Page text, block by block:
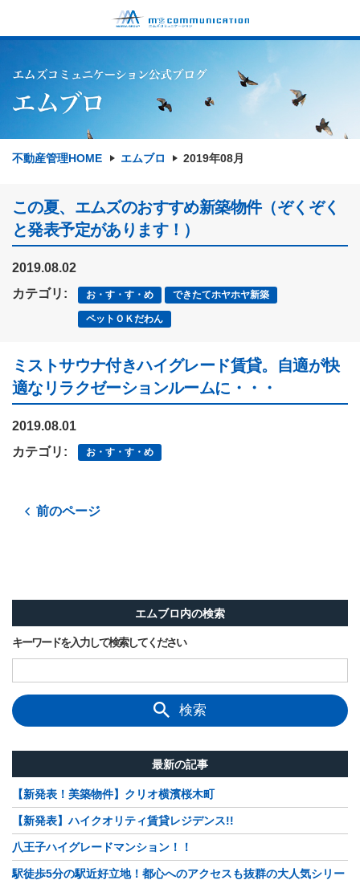
不動産管理HOME エムブロ 2019年08月
この夏、エムズのおすすめ新築物件（ぞくぞく
と発表予定があります！）
2019.08.02
カテゴリ:
お・す・す・め できたてホヤホヤ新築
ペットＯＫだわん
ミストサウナ付きハイグレード賃貸。自適が快
適なリラクゼーションルームに・・・
2019.08.01
カテゴリ:
お・す・す・め
前のページ
エムブロ内の検索
キーワードを入力して検索してください
検索
最新の記事
【新発表！美築物件】クリオ横濱桜木町
【新発表】ハイクオリティ賃貸レジデンス!!
八王子ハイグレードマンション！！
駅徒歩5分の駅近好立地！都心へのアクセスも抜群の大人気シリー